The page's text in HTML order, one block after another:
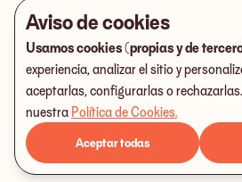
Aviso de cookies
Usamos cookies (propias y de
experiencia, analizar el sitio y
aceptarlas, configurarlas o
nuestra Política de Cookies.
Aceptar todas